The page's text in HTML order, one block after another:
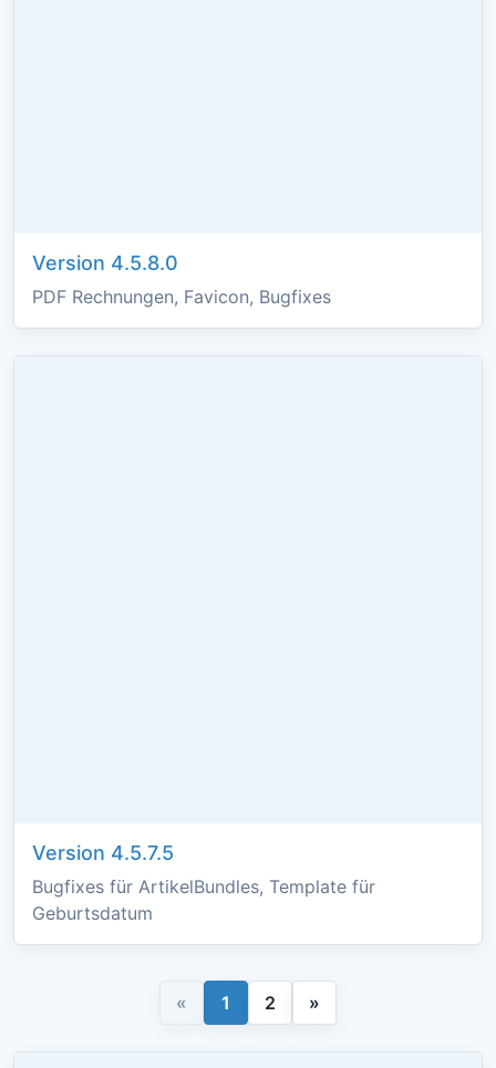
Version 4.5.8.0
PDF Rechnungen, Favicon, Bugfixes
Version 4.5.7.5
Bugfixes für ArtikelBundles, Template für
Geburtsdatum
« 1 2 »